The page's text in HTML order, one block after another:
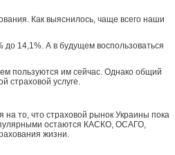
Как выяснилось, чаще всего наши
до 14,1%. А в будущем воспользоваться
пользуются им сейчас. Однако общий
страховой услуге.
то, что страховой рынок Украины пока
остаются КАСКО, ОСАГО,
жизни.